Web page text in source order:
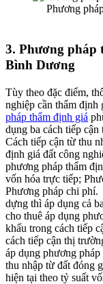
Phương
3. Phương pháp
Bình Dương
Tùy theo đặc điểm,
nghiệp cần thẩm định
pháp thẩm định giá
dụng ba cách tiếp
Cách tiếp cận từ thu
định giá đất công
phương pháp thẩm
vốn hóa trực tiếp;
Phương pháp chi phí.
dựng thì áp dụng cả
cho thuê áp dụng
khấu trong cách tiếp
cách tiếp cận thị
áp dụng phương
thu nhập từ đất đóng
hiện tại theo tỷ suất